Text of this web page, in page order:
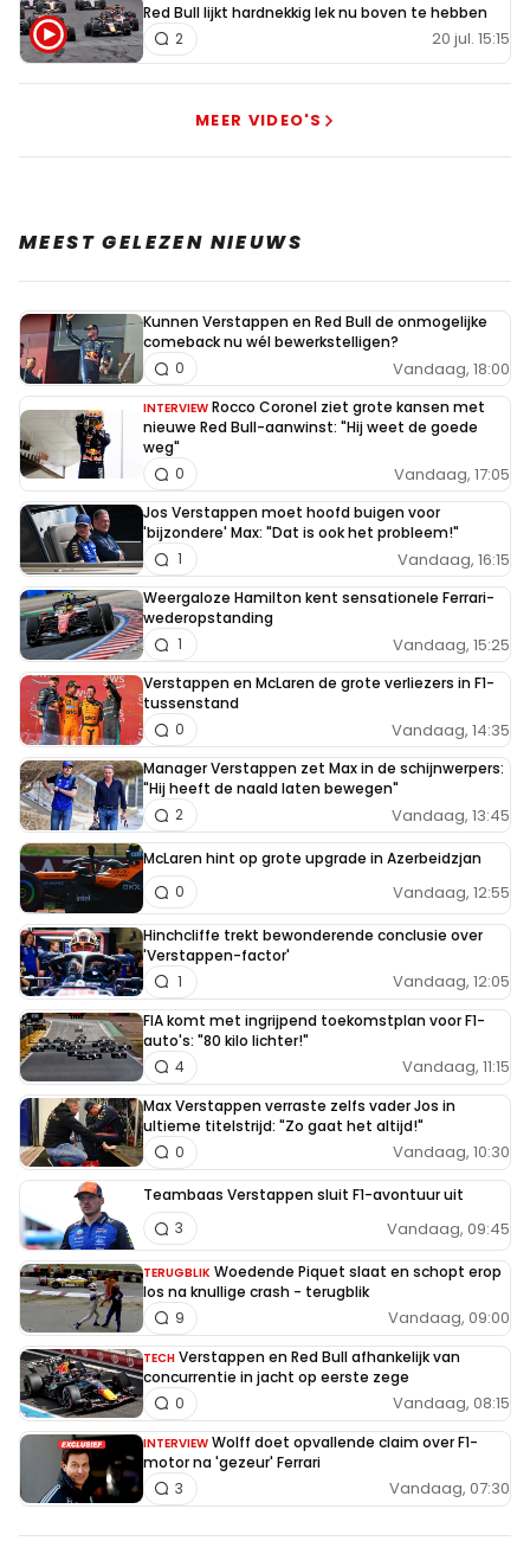
Red Bull lijkt hardnekkig lek nu boven te hebben
20 jul. 15:15
2
MEER VIDEO'S
MEEST GELEZEN NIEUWS
Kunnen Verstappen en Red Bull de onmogelijke
comeback nu wél bewerkstelligen?
Vandaag, 18:00
0
INTERVIEW Rocco Coronel ziet grote kansen met
nieuwe Red Bull-aanwinst: "Hij weet de goede
weg"
Vandaag, 17:05
0
Jos Verstappen moet hoofd buigen voor
'bijzondere' Max: "Dat is ook het probleem!"
Vandaag, 16:15
1
Weergaloze Hamilton kent sensationele Ferrari-
wederopstanding
Vandaag, 15:25
1
Verstappen en McLaren de grote verliezers in F1-
tussenstand
Vandaag, 14:35
0
Manager Verstappen zet Max in de schijnwerpers:
"Hij heeft de naald laten bewegen"
Vandaag, 13:45
2
McLaren hint op grote upgrade in Azerbeidzjan
Vandaag, 12:55
0
Hinchcliffe trekt bewonderende conclusie over
'Verstappen-factor'
Vandaag, 12:05
1
FIA komt met ingrijpend toekomstplan voor F1-
auto's: "80 kilo lichter!"
Vandaag, 11:15
4
Max Verstappen verraste zelfs vader Jos in
ultieme titelstrijd: "Zo gaat het altijd!"
Vandaag, 10:30
0
Teambaas Verstappen sluit F1-avontuur uit
Vandaag, 09:45
3
TERUGBLIK Woedende Piquet slaat en schopt erop
los na knullige crash - terugblik
Vandaag, 09:00
9
TECH Verstappen en Red Bull afhankelijk van
concurrentie in jacht op eerste zege
Vandaag, 08:15
0
INTERVIEW Wolff doet opvallende claim over F1-
motor na 'gezeur' Ferrari
Vandaag, 07:30
3